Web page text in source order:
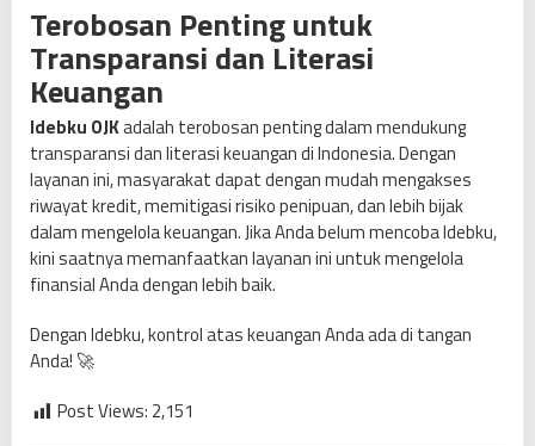
Terobosan Penting untuk
Transparansi dan Literasi
Keuangan
Idebku OJKadalah terobosan penting dalam mendukung
transparansi dan literasi keuangan di Indonesia. Dengan
layanan ini, masyarakat dapat dengan mudah mengakses
riwayat kredit, memitigasi risiko penipuan, dan lebih bijak
dalam mengelola keuangan. Jika Anda belum mencoba Idebku,
kini saatnya memanfaatkan layanan ini untuk mengelola
finansial Anda dengan lebih baik.
Dengan Idebku, kontrol atas keuangan Anda ada di tangan
Anda! 🚀
Post Views: 2,151